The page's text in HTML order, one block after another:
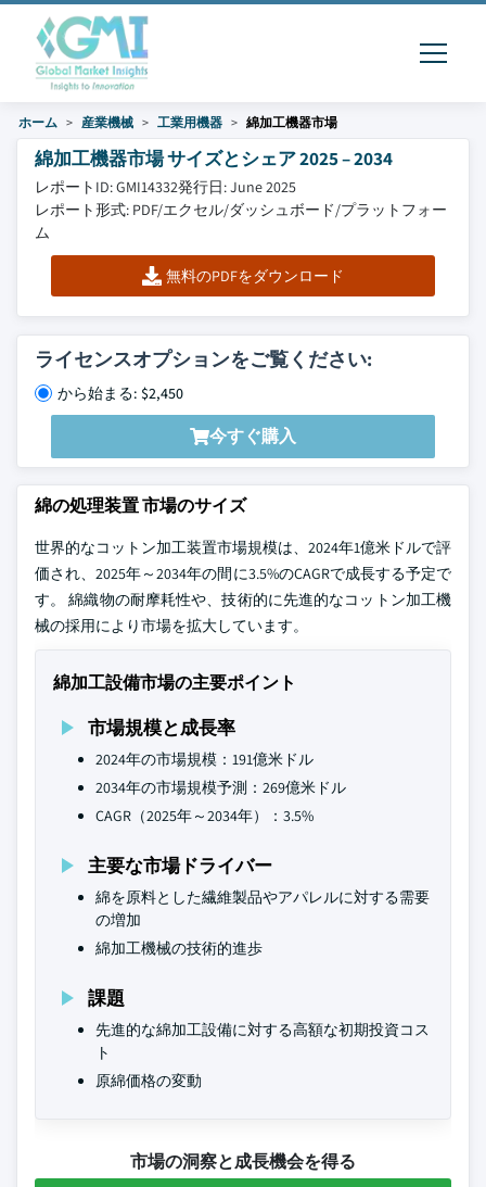
ホーム 産業機械 工業用機器 綿加工機器市場
綿加工機器市場 サイズとシェア 2025 – 2034
レポートID: GMI14332発行日: June 2025
レポート形式: PDF/エクセル/ダッシュボード/プラットフォー
ム
無料のPDFをダウンロード
ライセンスオプションをご覧ください:
から始まる: $2,450
今すぐ購入
綿の処理装置 市場のサイズ
世界的なコットン加工装置市場規模は、2024年1億米ドルで評
価され、2025年～2034年の間に3.5%のCAGRで成長する予定で
す。 綿織物の耐摩耗性や、技術的に先進的なコットン加工機
械の採用により市場を拡大しています。
綿加工設備市場の主要ポイント
市場規模と成長率
2024年の市場規模：191億米ドル
2034年の市場規模予測：269億米ドル
CAGR（2025年～2034年）：3.5%
主要な市場ドライバー
綿を原料とした繊維製品やアパレルに対する需要
の増加
綿加工機械の技術的進歩
課題
先進的な綿加工設備に対する高額な初期投資コス
ト
原綿価格の変動
市場の洞察と成長機会を得る